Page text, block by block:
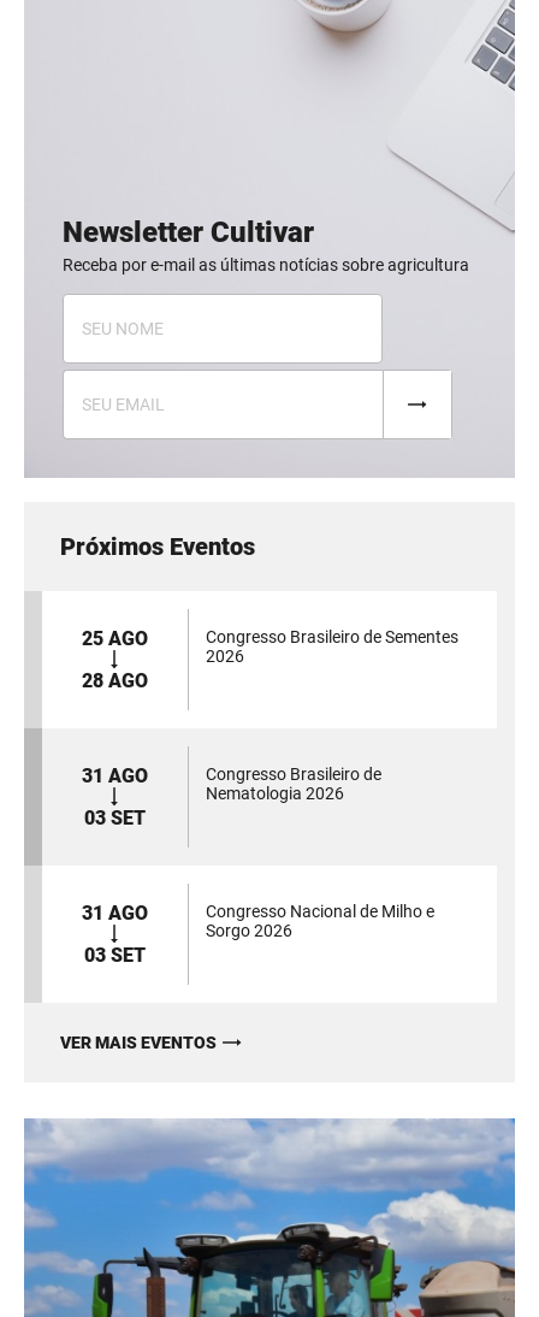
Newsletter Cultivar
Receba por e-mail as últimas notícias sobre agricultura
Próximos Eventos
25 AGO
28 AGO
Congresso Brasileiro de Sementes
2026
31 AGO
03 SET
Congresso Brasileiro de
Nematologia 2026
31 AGO
03 SET
Congresso Nacional de Milho e
Sorgo 2026
VER MAIS EVENTOS